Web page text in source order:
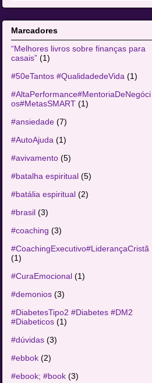
Marcadores
“Melhores livros sobre finanças para
casais” (1)
#50eTantos #QualidadedeVida (1)
#AltaPerformance#MentoriaDeNegóci
os#MetasSMART (1)
#ansiedade (7)
#AutoAjuda (1)
#avivamento (5)
#batalha espiritual (5)
#batália espiritual (2)
#brasil (3)
#coaching (3)
#CoachingExecutivo#LiderançaCristã
(1)
#CuraEmocional (1)
#demonios (3)
#DiabetesTipo2 #Diabetes #DM2
#Diabeticos (1)
#dúvidas (3)
#ebbok (2)
#ebook; #book (3)